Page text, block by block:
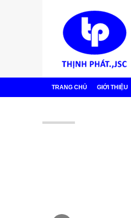
TRANG CHỦ GIỚI THIỆU